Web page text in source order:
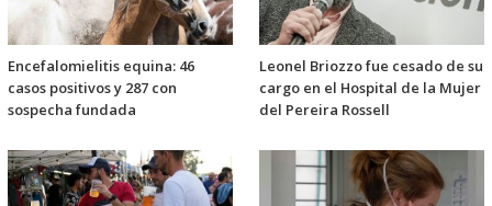
Encefalomielitis equina: 46
casos positivos y 287 con
sospecha fundada
Leonel Briozzo fue cesado de su
cargo en el Hospital de la Mujer
del Pereira Rossell